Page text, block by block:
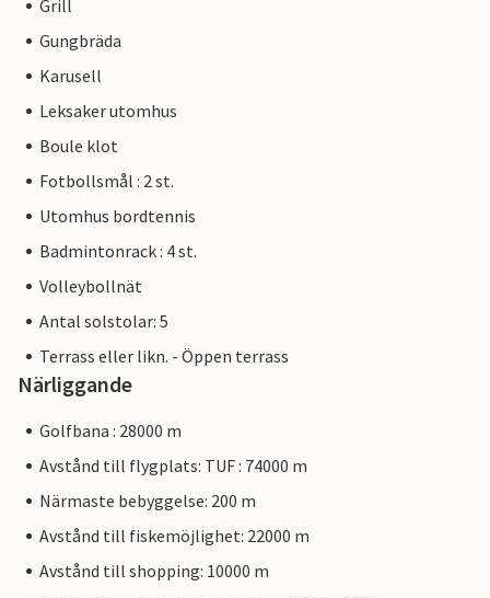
Grill
Gungbräda
Karusell
Leksaker utomhus
Boule klot
Fotbollsmål : 2 st.
Utomhus bordtennis
Badmintonrack : 4 st.
Volleybollnät
Antal solstolar: 5
Terrass eller likn. - Öppen terrass
Närliggande
Golfbana : 28000 m
Avstånd till flygplats: TUF : 74000 m
Närmaste bebyggelse: 200 m
Avstånd till fiskemöjlighet: 22000 m
Avstånd till shopping: 10000 m